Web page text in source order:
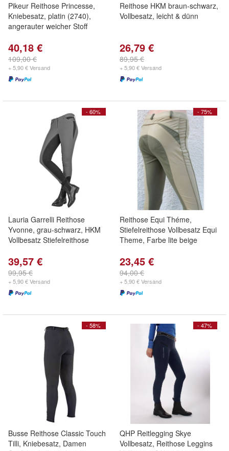
Pikeur Reithose Princesse,
Kniebesatz, platin (2740),
angerauter weicher Stoff
40,18 €
109,00 €
+ 5,90 € Versand
Reithose HKM braun-schwarz,
Vollbesatz, leicht & dünn
26,79 €
89,95 €
+ 5,90 € Versand
- 60%
Lauria Garrelli Reithose
Yvonne, grau-schwarz, HKM
Vollbesatz Stiefelreithose
39,57 €
99,95 €
+ 5,90 € Versand
- 75%
Reithose Equi Théme,
Stiefelreithose Vollbesatz Equi
Theme, Farbe lite beige
23,45 €
94,00 €
+ 5,90 € Versand
- 58%
Busse Reithose Classic Touch
Tilli, Kniebesatz, Damen
- 47%
QHP Reitlegging Skye
Vollbesatz, Reithose Leggins